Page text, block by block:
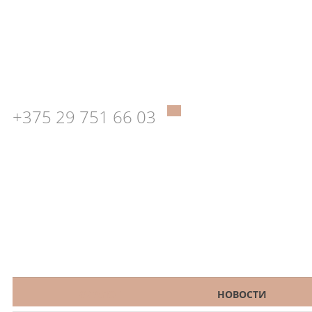
+375 29 751 66 03
НОВОСТИ